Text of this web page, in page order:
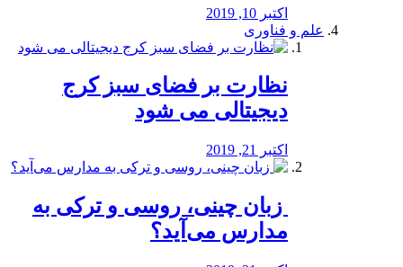
اکتبر 10, 2019
علم و فناوری
نظارت بر فضای سبز کرج
دیجیتالی می شود
اکتبر 21, 2019
️ زبان چینی، روسی و ترکی به
مدارس می‌آید؟